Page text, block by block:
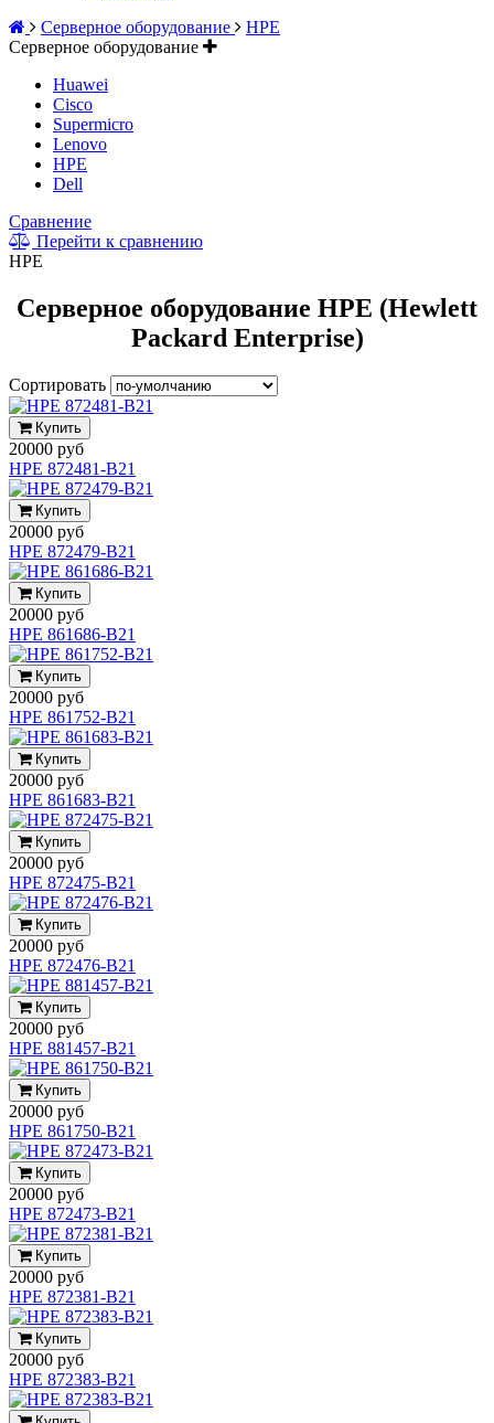
Серверное оборудование
HPE
Серверное оборудование
Huawei
Cisco
Supermicro
Lenovo
HPE
Dell
Сравнение
Перейти к сравнению
HPE
Серверное оборудование HPE (Hewlett
Packard Enterprise)
Сортировать
Купить
20000 руб
HPE 872481-B21
Купить
20000 руб
HPE 872479-B21
Купить
20000 руб
HPE 861686-B21
Купить
20000 руб
HPE 861752-B21
Купить
20000 руб
HPE 861683-B21
Купить
20000 руб
HPE 872475-B21
Купить
20000 руб
HPE 872476-B21
Купить
20000 руб
HPE 881457-B21
Купить
20000 руб
HPE 861750-B21
Купить
20000 руб
HPE 872473-B21
Купить
20000 руб
HPE 872381-B21
Купить
20000 руб
HPE 872383-B21